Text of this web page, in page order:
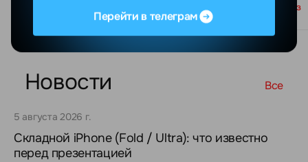
Под заказ
Новости Все
5 августа 2026 г.
Складной iPhone (Fold / Ultra): что известно
перед презентацией
Перейти в телеграм